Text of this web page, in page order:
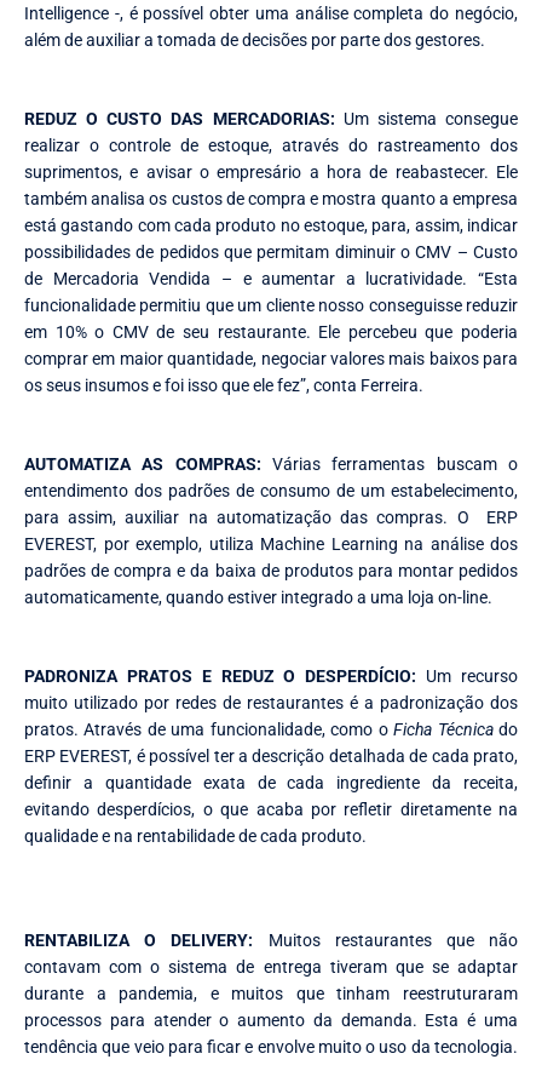
Intelligence -, é possível obter uma análise completa do negócio,
além de auxiliar a tomada de decisões por parte dos gestores.
REDUZ O CUSTO DAS MERCADORIAS: Um sistema consegue
realizar o controle de estoque, através do rastreamento dos
suprimentos, e avisar o empresário a hora de reabastecer. Ele
também analisa os custos de compra e mostra quanto a empresa
está gastando com cada produto no estoque, para, assim, indicar
possibilidades de pedidos que permitam diminuir o CMV – Custo
de Mercadoria Vendida – e aumentar a lucratividade. “Esta
funcionalidade permitiu que um cliente nosso conseguisse reduzir
em 10% o CMV de seu restaurante. Ele percebeu que poderia
comprar em maior quantidade, negociar valores mais baixos para
os seus insumos e foi isso que ele fez”, conta Ferreira.
AUTOMATIZA AS COMPRAS: Várias ferramentas buscam o
entendimento dos padrões de consumo de um estabelecimento,
para assim, auxiliar na automatização das compras. O ERP
EVEREST, por exemplo, utiliza Machine Learning na análise dos
padrões de compra e da baixa de produtos para montar pedidos
automaticamente, quando estiver integrado a uma loja on-line.
PADRONIZA PRATOS E REDUZ O DESPERDÍCIO: Um recurso
muito utilizado por redes de restaurantes é a padronização dos
pratos. Através de uma funcionalidade, como oFicha Técnicado
ERP EVEREST, é possível ter a descrição detalhada de cada prato,
definir a quantidade exata de cada ingrediente da receita,
evitando desperdícios, o que acaba por refletir diretamente na
qualidade e na rentabilidade de cada produto.
RENTABILIZA O DELIVERY: Muitos restaurantes que não
contavam com o sistema de entrega tiveram que se adaptar
durante a pandemia, e muitos que tinham reestruturaram
processos para atender o aumento da demanda. Esta é uma
tendência que veio para ficar e envolve muito o uso da tecnologia.